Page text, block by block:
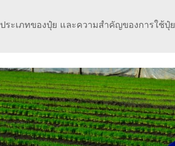
ประเภทของปุ๋ย และความสำคัญของการใช้ปุ๋ย